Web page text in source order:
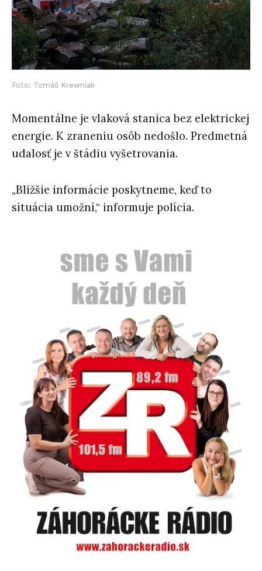
Foto: Tomáš Krewniak
Momentálne je vlaková stanica bez elektrickej
energie. K zraneniu osôb nedošlo. Predmetná
udalosť je v štádiu vyšetrovania.
„Bližšie informácie poskytneme, keď to
situácia umožní,“ informuje polícia.